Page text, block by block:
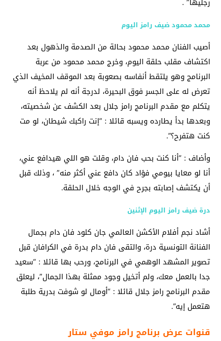
محمد محمود ضيف رامز اليوم
أصيب الفنان محمد محمود بحالة من الصدمة والذهول بعد
اكتشاف مقلب حلقة اليوم، وخرج محمد محمود من عربة
البرنامج وهو يلتقط أنفاسه بصعوبة بعد الموقف المخيف الذي
تعرض له على الجسر فوق البحيرة، لدرجة أنه لم يلاحظ أنه
يتكلم مع مقدم البرنامج رامز جلال بعد الكشف عن شخصيته،
وبعدها بدأ يطارده ويسبه قائلا : “إنت راكبك شيطان، لو مت
كنت هتفرح؟”.
وأضاف : “أنا كنت بحب فان دام، وقلت هو اللي هيدافع عني،
أنا لو معايا بيومي فؤاد كان دافع عني أكثر منه” ، وذلك قبل
أن يكتشف إصابته بجرح في الوجه خلال الحلقة.
درة ضيف رامز اليوم الإثنين
أشاد نجم أفلام الأكشن العالمي جان كلود فان دام بجمال
الفنانة التونسية درة، والتقى فان دام بدرة في الكرافان قبل
تصوير المشهد الوهمي في البرنامج، ورحب بها قائلا : “سعيد
جدا بالعمل معك، ولم أتخيل وجود ممثلة بهذا الجمال”، ليعلق
مقدم البرنامج رامز جلال قائلا : “أومال لو شوفت بدرية طلبة
هتعمل إيه”.
قنوات عرض برنامج رامز موفي ستار